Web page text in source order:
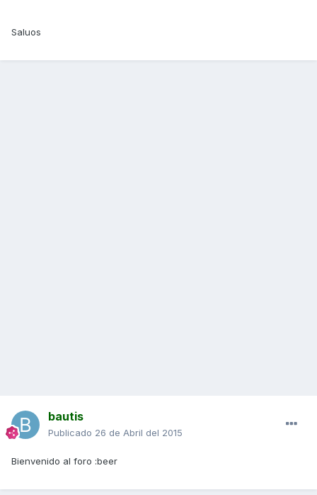
Saluos
bautis
Publicado 26 de Abril del 2015
Bienvenido al foro :beer